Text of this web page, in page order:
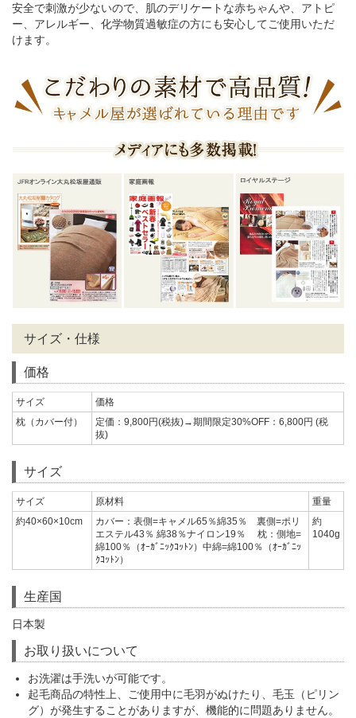
安全で刺激が少ないので、肌のデリケートな赤ちゃんや、アトピ
ー、アレルギー、化学物質過敏症の方にも安心してご使用いただ
けます。
サイズ・仕様
価格
サイズ
価格
枕（カバー付）
定価：9,800円(税抜)→期間限定30%OFF：6,800円 (税
抜)
サイズ
サイズ 原材料
重量
約40×60×10cm
カバー：表側=キャメル65％綿35％ 裏側=ポリ
エステル43％ 綿38％ナイロン19％ 枕：側地=
綿100％（ｵｰｶﾞﾆｯｸｺｯﾄﾝ）中綿=綿100％（ｵｰｶﾞﾆｯ
ｸｺｯﾄﾝ）
約
1040g
生産国
日本製
お取り扱いについて
お洗濯は手洗いが可能です。
起毛商品の特性上、ご使用中に毛羽がぬけたり、毛玉（ピリン
グ）が発生することがありますが、機能的に問題ありません。